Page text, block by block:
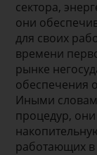
сектора,
они
для своих
времени
рынке
обеспечения
Иными
процедур,
работающих в